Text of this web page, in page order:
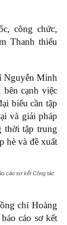
công chức,
Thanh thiếu
Nguyễn Minh
cạnh việc
biểu cần tập
và giải pháp
thời tập trung
hè và đề xuất
sơ kết Công tác
chí Hoàng
cáo sơ kết